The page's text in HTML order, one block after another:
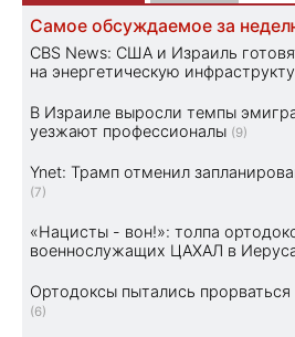
Самое обсуждаемое за
CBS News: США и Израиль
на энергетическую
В Израиле выросли темпы
уезжают профессионалы (9)
Ynet: Трамп отменил
(7)
«Нацисты - вон!»: толпа
военнослужащих ЦАХАЛ в
Ортодоксы пытались
(6)